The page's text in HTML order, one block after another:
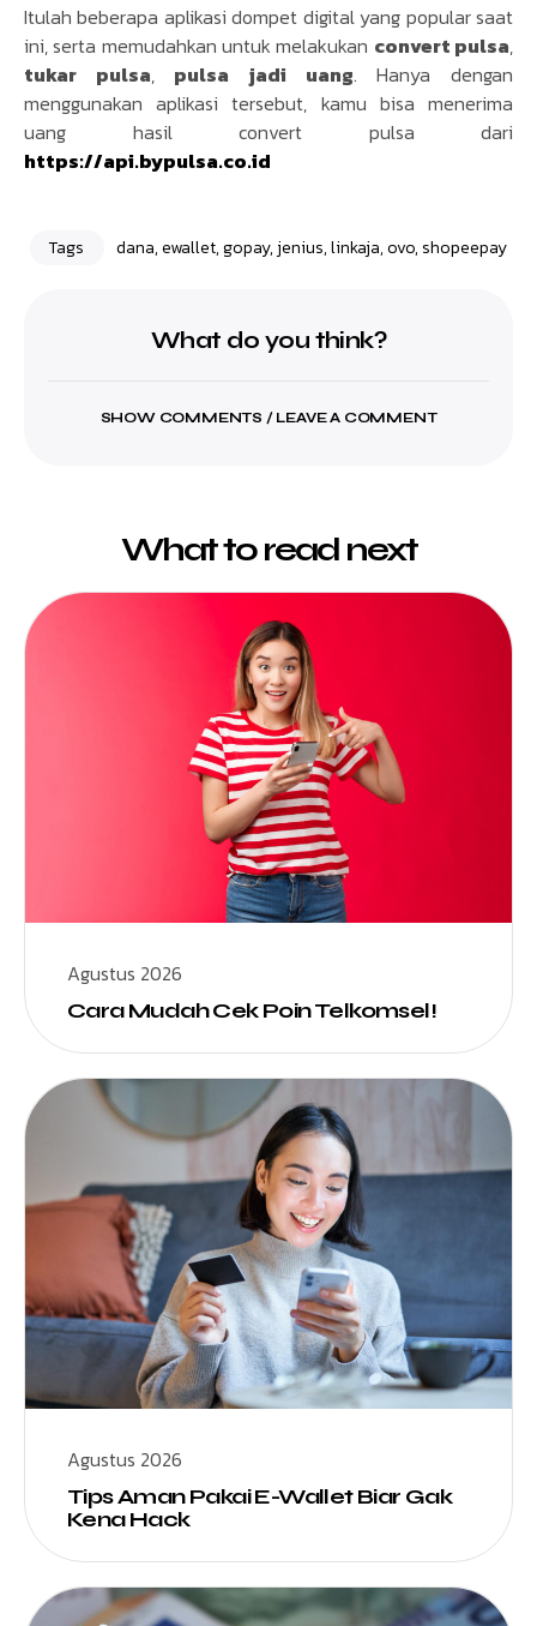
Itulah beberapa aplikasi dompet digital yang popular saat
ini, serta memudahkan untuk melakukan convert pulsa,
tukar pulsa, pulsa jadi uang. Hanya dengan
menggunakan aplikasi tersebut, kamu bisa menerima
uang hasil convert pulsa dari
https://api.bypulsa.co.id
Tags dana,ewallet,gopay, jenius,linkaja,ovo, shopeepay
What do you think?
SHOW COMMENTS / LEAVE A COMMENT
What to read next
Agustus 2026
Cara Mudah Cek Poin Telkomsel!
Agustus 2026
Tips Aman Pakai E-Wallet Biar Gak
Kena Hack